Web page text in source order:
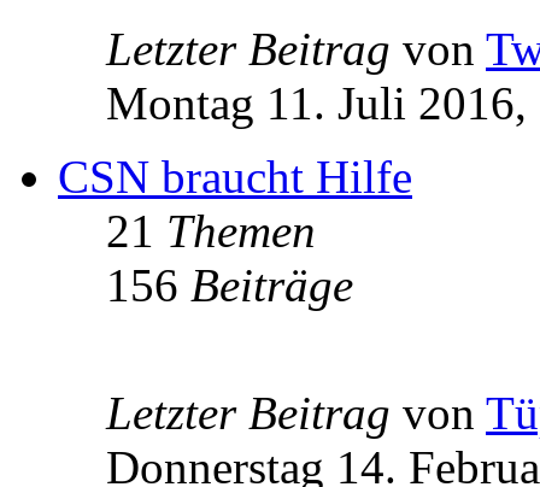
Letzter Beitrag von
Montag 11. Juli 2016,
CSN braucht Hilfe
21 Themen
156 Beiträge
Letzter Beitrag von
Donnerstag 14.